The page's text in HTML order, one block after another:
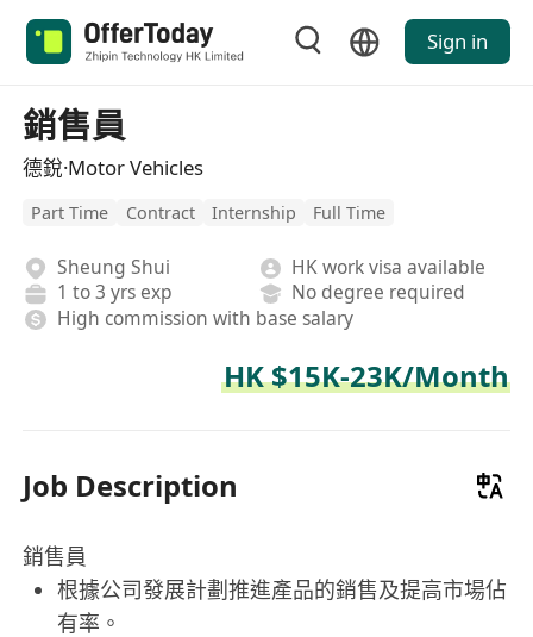
Sign in
銷售員
德銳·Motor Vehicles
Part Time Contract Internship Full Time
Sheung Shui
HK work visa available
1 to 3 yrs exp
No degree required
High commission with base salary
HK $15K-23K/Month
Job Description
銷售員
根據公司發展計劃推進產品的銷售及提高市場佔
有率。